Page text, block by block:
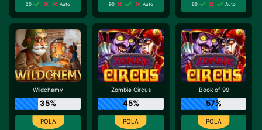
20
Auto
90
Auto
60
Auto
Wildchemy
35%
Zombie Circus
45%
Book of 99
57%